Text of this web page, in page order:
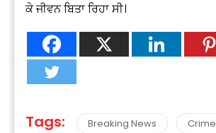
ਕੇ ਜੀਵਨ ਬਿਤਾ ਰਿਹਾ ਸੀ।
Tags: Breaking News
Crime